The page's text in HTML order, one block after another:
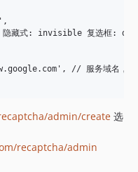
藏式: invisible 复选框:
// 服务域名，
admin/create 选
recaptcha/admin